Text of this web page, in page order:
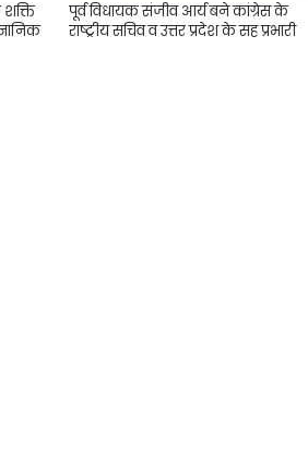
शक्ति
पूर्व विधायक संजीव आर्य बने कांग्रेस के
राष्ट्रीय सचिव व उत्तर प्रदेश के सह प्रभारी